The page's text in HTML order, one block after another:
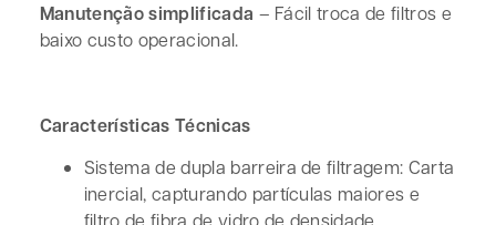
Manutenção simplificada – Fácil troca de filtros e
baixo custo operacional.
Características Técnicas
Sistema de dupla barreira de filtragem: Carta
inercial, capturando partículas maiores e
filtro de fibra de vidro de densidade